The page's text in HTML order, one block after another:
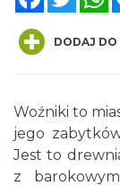
DODAJ DO
Woźniki to
jego
Jest to
z